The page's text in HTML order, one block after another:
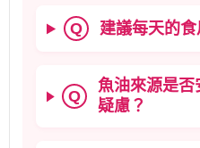
Q 建議每天的
Q
魚油來源是否
疑慮？